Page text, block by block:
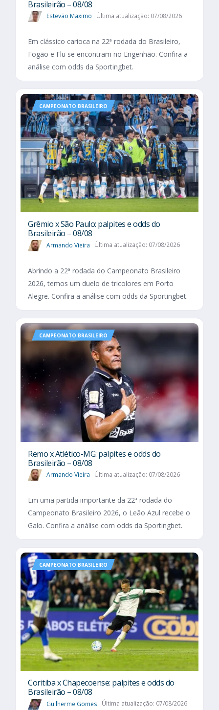
Brasileirão – 08/08
Estevão Maximo Última atualização: 07/08/2026
Em clássico carioca na 22ª rodada do Brasileiro,
Fogão e Flu se encontram no Engenhão. Confira a
análise com odds da Sportingbet.
CAMPEONATO BRASILEIRO
Grêmio x São Paulo: palpites e odds do
Brasileirão – 08/08
Armando Vieira Última atualização: 07/08/2026
Abrindo a 22ª rodada do Campeonato Brasileiro
2026, temos um duelo de tricolores em Porto
Alegre. Confira a análise com odds da Sportingbet.
CAMPEONATO BRASILEIRO
Remo x Atlético-MG: palpites e odds do
Brasileirão – 08/08
Armando Vieira Última atualização: 07/08/2026
Em uma partida importante da 22ª rodada do
Campeonato Brasileiro 2026, o Leão Azul recebe o
Galo. Confira a análise com odds da Sportingbet.
CAMPEONATO BRASILEIRO
Coritiba x Chapecoense: palpites e odds do
Brasileirão – 08/08
Guilherme Gomes Última atualização: 07/08/2026